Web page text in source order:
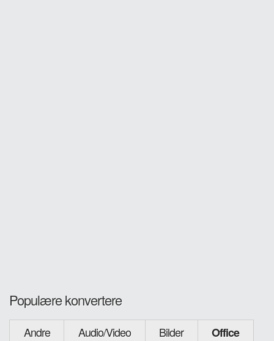
Populære konvertere
Andre Audio/Video Bilder Office